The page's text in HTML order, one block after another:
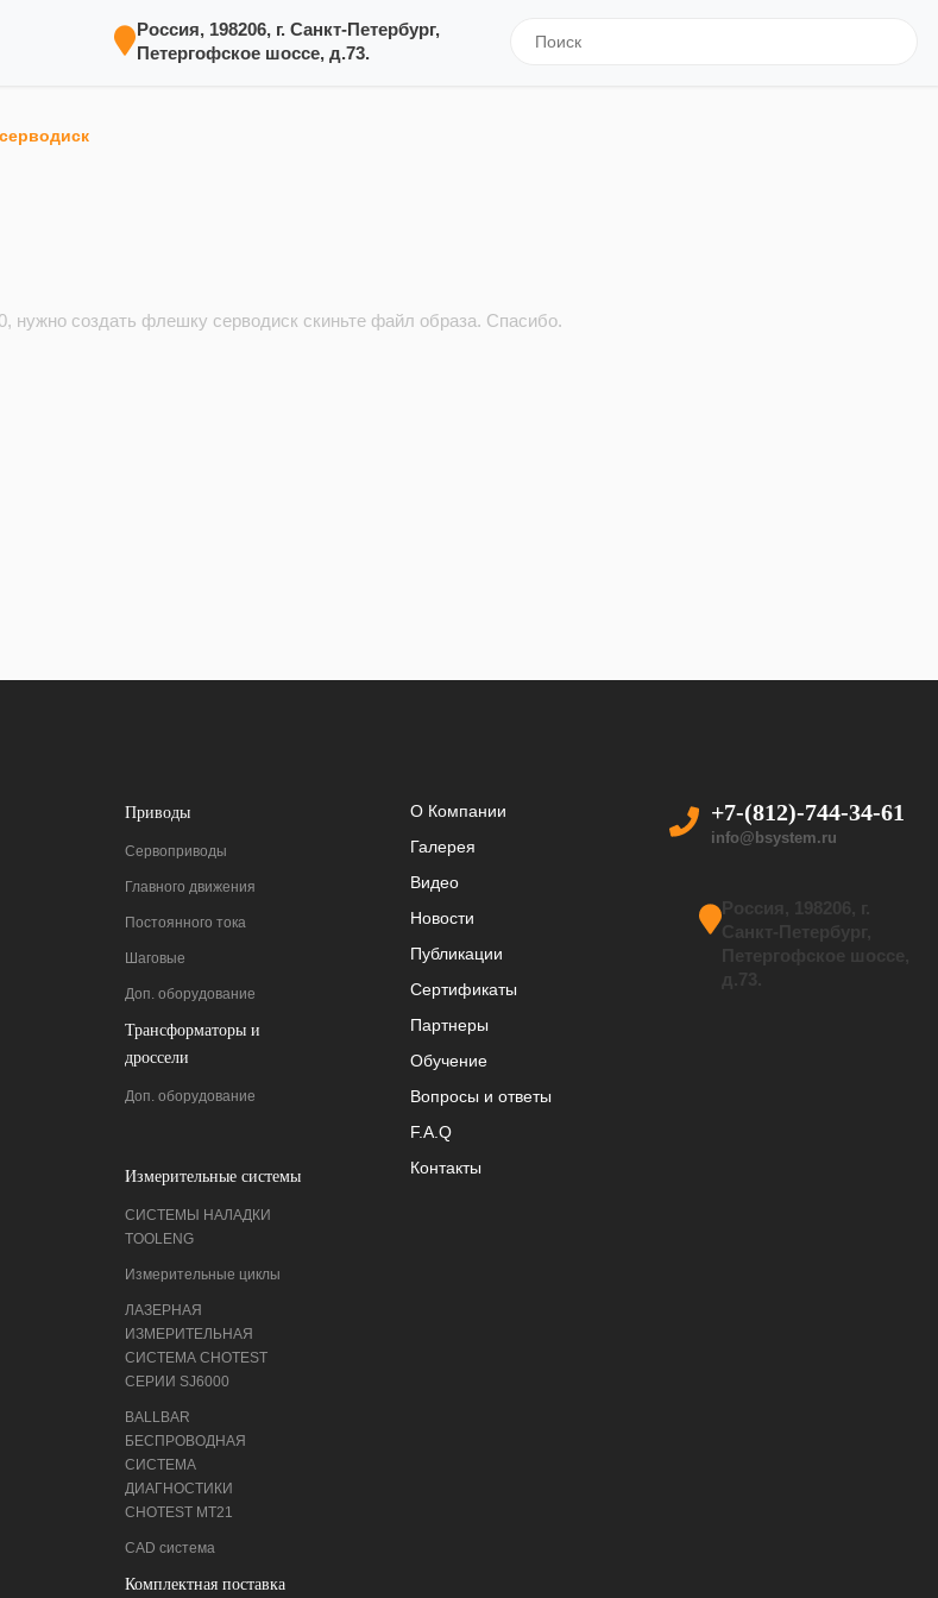
Россия, 198206, г. Санкт-Петербург,
Петергофское шоссе, д.73.
серводиск
нужно создать флешку серводиск скиньте файл образа. Спасибо.
Приводы
Сервоприводы
Главного движения
Постоянного тока
Шаговые
Доп. оборудование
Трансформаторы и
дроссели
Доп. оборудование
Измерительные системы
СИСТЕМЫ НАЛАДКИ
ТOOLENG
Измерительные циклы
ЛАЗЕРНАЯ
ИЗМЕРИТЕЛЬНАЯ
СИСТЕМА CHOTEST
СЕРИИ SJ6000
BALLBAR
БЕСПРОВОДНАЯ
СИСТЕМА
ДИАГНОСТИКИ
CHOTEST MT21
CAD система
Комплектная поставка
О Компании
Галерея
Видео
Новости
Публикации
Сертификаты
Партнеры
Обучение
Вопросы и ответы
F.A.Q
Контакты
+7-(812)-744-34-61
info@bsystem.ru
Россия, 198206, г.
Санкт-Петербург,
д.73.